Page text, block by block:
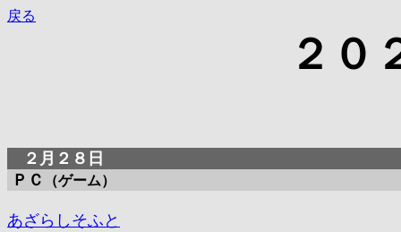
戻る
２０
２月２８日
ＰＣ
（ゲーム）
あざらしそふと